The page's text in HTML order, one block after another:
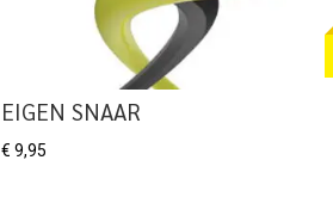
EIGEN SNAAR
€ 9,95